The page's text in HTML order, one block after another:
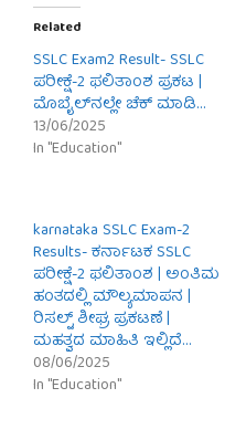
Related
SSLC Exam2 Result- SSLC
ಪರೀಕ್ಷೆ-2 ಫಲಿತಾಂಶ ಪ್ರಕಟ |
ಮೊಬೈಲ್‌ನಲ್ಲೇ ಚೆಕ್ ಮಾಡಿ…
13/06/2025
In "Education"
karnataka SSLC Exam-2
Results- ಕರ್ನಾಟಕ SSLC
ಪರೀಕ್ಷೆ-2 ಫಲಿತಾಂಶ | ಅಂತಿಮ
ಹಂತದಲ್ಲಿ ಮೌಲ್ಯಮಾಪನ |
ರಿಸಲ್ಟ್ ಶೀಘ್ರ ಪ್ರಕಟಣೆ |
ಮಹತ್ವದ ಮಾಹಿತಿ ಇಲ್ಲಿದೆ…
08/06/2025
In "Education"